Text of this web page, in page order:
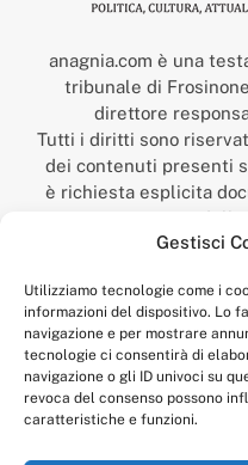
Gestisci
Utilizziamo tecnologie come i
informazioni del dispositivo. Lo
navigazione e per mostrare
tecnologie ci consentirà di
navigazione o gli ID univoci su
revoca del consenso possono
caratteristiche e funzioni.
anagnia.com è una
tribunale di
direttore
Tutti i diritti sono
dei contenuti presenti
è richiesta esplicita
della
“Anagnia” è un marchio
num. registrazione:
Per contatti: